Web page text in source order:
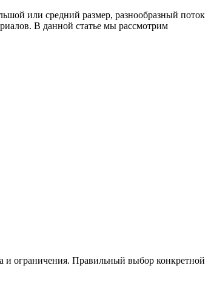
или средний размер, разнообразный поток
В данной статье мы рассмотрим
и ограничения. Правильный выбор конкретной